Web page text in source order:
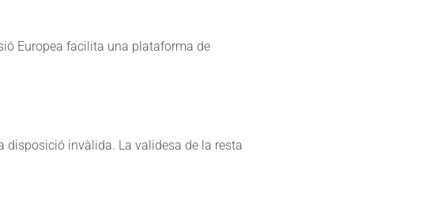
Europea facilita una plataforma de
disposició invàlida. La validesa de la resta